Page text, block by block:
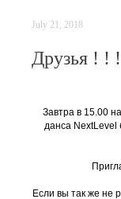
July 21, 2018
Друзья ! ! !
Завтра в 15.00
данса NextLevel
Если вы так же не